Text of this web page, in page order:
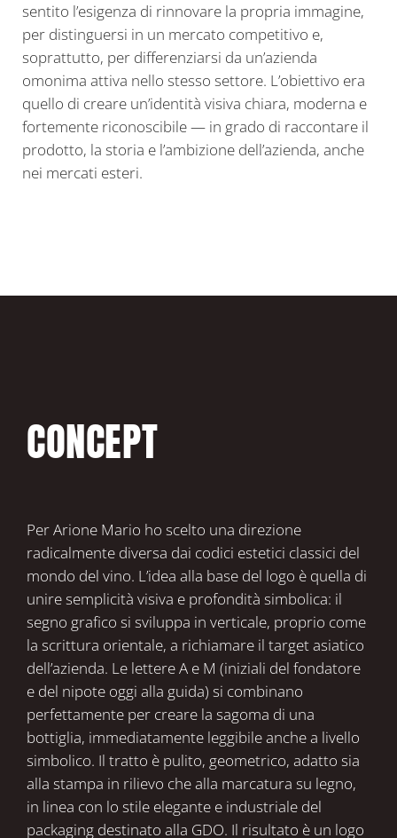
sentito l’esigenza di rinnovare la propria immagine,
per distinguersi in un mercato competitivo e,
soprattutto, per differenziarsi da un’azienda
omonima attiva nello stesso settore. L’obiettivo era
quello di creare un’identità visiva chiara, moderna e
fortemente riconoscibile — in grado di raccontare il
prodotto, la storia e l’ambizione dell’azienda, anche
nei mercati esteri.
CONCEPT
Per Arione Mario ho scelto una direzione
radicalmente diversa dai codici estetici classici del
mondo del vino. L’idea alla base del logo è quella di
unire semplicità visiva e profondità simbolica: il
segno grafico si sviluppa in verticale, proprio come
la scrittura orientale, a richiamare il target asiatico
dell’azienda. Le lettere A e M (iniziali del fondatore
e del nipote oggi alla guida) si combinano
perfettamente per creare la sagoma di una
bottiglia, immediatamente leggibile anche a livello
simbolico. Il tratto è pulito, geometrico, adatto sia
alla stampa in rilievo che alla marcatura su legno,
in linea con lo stile elegante e industriale del
packaging destinato alla GDO. Il risultato è un logo